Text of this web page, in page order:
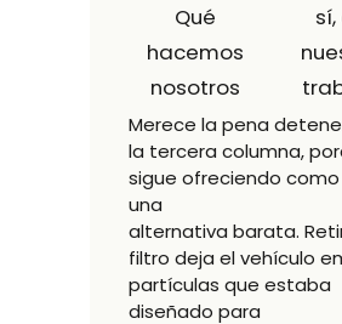
Qué
hacemos
nosotros
sí,
Merece la pena
la tercera columna,
sigue ofreciendo
una
alternativa barata.
filtro deja el vehículo
partículas que estaba
diseñado para